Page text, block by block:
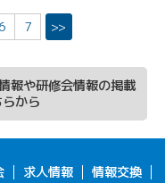
6 7 >>
報や研修会情報の掲載
から
求人情報
情報交換